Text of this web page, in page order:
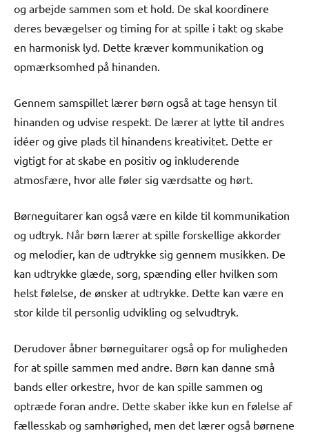
og arbejde sammen som et hold. De skal koordinere
deres bevægelser og timing for at spille i takt og skabe
en harmonisk lyd. Dette kræver kommunikation og
opmærksomhed på hinanden.
Gennem samspillet lærer børn også at tage hensyn til
hinanden og udvise respekt. De lærer at lytte til andres
idéer og give plads til hinandens kreativitet. Dette er
vigtigt for at skabe en positiv og inkluderende
atmosfære, hvor alle føler sig værdsatte og hørt.
Børneguitarer kan også være en kilde til kommunikation
og udtryk. Når børn lærer at spille forskellige akkorder
og melodier, kan de udtrykke sig gennem musikken. De
kan udtrykke glæde, sorg, spænding eller hvilken som
helst følelse, de ønsker at udtrykke. Dette kan være en
stor kilde til personlig udvikling og selvudtryk.
Derudover åbner børneguitarer også op for muligheden
for at spille sammen med andre. Børn kan danne små
bands eller orkestre, hvor de kan spille sammen og
optræde foran andre. Dette skaber ikke kun en følelse af
fællesskab og samhørighed, men det lærer også børnene